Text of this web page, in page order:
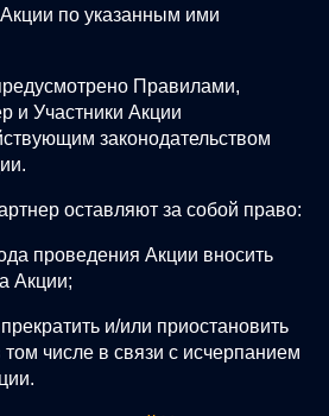
по указанным ими
Правилами,
и Участники Акции
законодательством
оставляют за собой право:
проведения Акции вносить
Акции;
и/или приостановить
числе в связи с исчерпанием